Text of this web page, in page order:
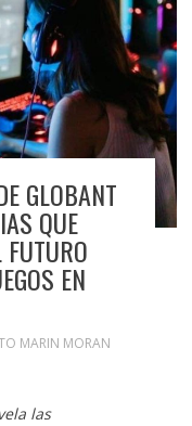
GLOBANT
QUE
FUTURO
EN
MARIN MORAN
las